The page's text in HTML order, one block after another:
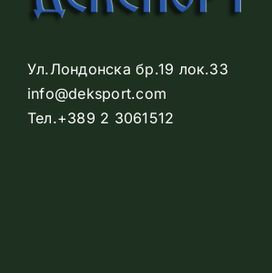
Ул.Лондонска бр.19 лок.33
info@deksport.com
Тел.+389 2 3061512